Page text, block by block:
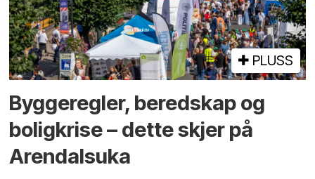
PLUSS
Bygge­regler, beredskap og
bolig­krise – dette skjer på
Arendals­uka